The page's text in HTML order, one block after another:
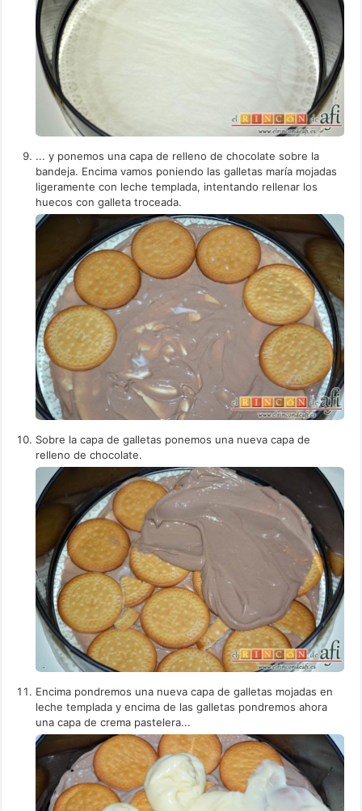
... y ponemos una capa de relleno de chocolate sobre la
bandeja. Encima vamos poniendo las galletas maría mojadas
ligeramente con leche templada, intentando rellenar los
huecos con galleta troceada.
Sobre la capa de galletas ponemos una nueva capa de
relleno de chocolate.
Encima pondremos una nueva capa de galletas mojadas en
leche templada y encima de las galletas pondremos ahora
una capa de crema pastelera...